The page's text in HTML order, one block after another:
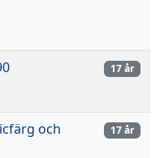
17 år
och
17 år